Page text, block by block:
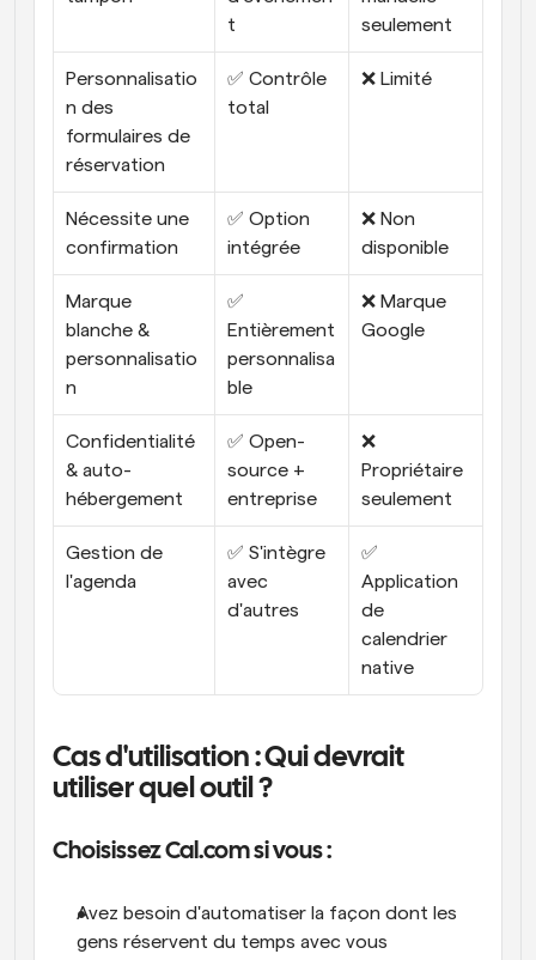
t
seulement
Personnalisatio
n des
formulaires de
réservation
✅ Contrôle
total
❌ Limité
Nécessite une
confirmation
✅ Option
intégrée
❌ Non
disponible
Marque
blanche &
personnalisatio
n
✅
Entièrement
personnalisa
ble
❌ Marque
Google
Confidentialité
& auto-
hébergement
✅ Open-
source +
entreprise
❌
Propriétaire
seulement
Gestion de
l'agenda
✅ S'intègre
avec
d'autres
✅
Application
de
calendrier
native
Cas d'utilisation : Qui devrait
utiliser quel outil ?
Choisissez Cal.com si vous :
Avez besoin d'automatiser la façon dont les
gens réservent du temps avec vous